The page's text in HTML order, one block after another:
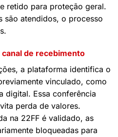
retido para proteção geral.
são atendidos, o processo
de recebimento
a plataforma identifica o
vinculado, como
digital. Essa conferência
perda de valores.
na 22FF é validado, as
bloqueadas para